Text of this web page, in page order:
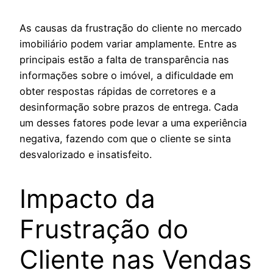
As causas da frustração do cliente no mercado
imobiliário podem variar amplamente. Entre as
principais estão a falta de transparência nas
informações sobre o imóvel, a dificuldade em
obter respostas rápidas de corretores e a
desinformação sobre prazos de entrega. Cada
um desses fatores pode levar a uma experiência
negativa, fazendo com que o cliente se sinta
desvalorizado e insatisfeito.
Impacto da
Frustração do
Cliente nas Vendas